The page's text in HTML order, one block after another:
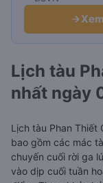
Lịch tàu
nhất ngày
Lịch tàu Phan
bao gồm các mác
chuyến cuối rời ga
vào dịp cuối tuần